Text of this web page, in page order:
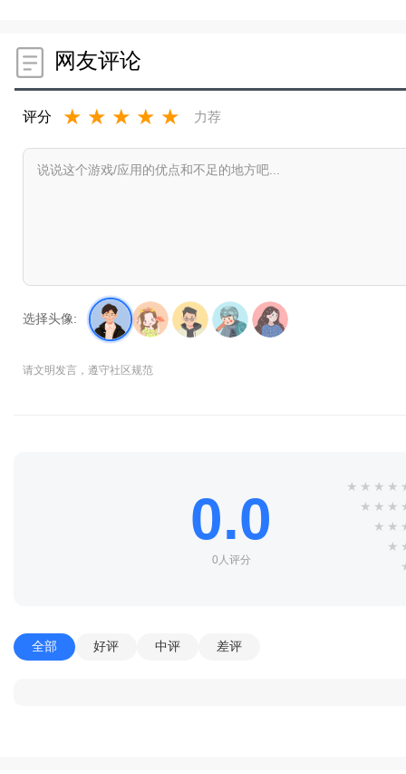
网友评论
评分 ★ ★ ★ ★ ★ 力荐
选择头像:
请文明发言，遵守社区规范
0.0
0人评分
★ ★ ★ ★
★ ★ ★
★ ★
★
全部 好评 中评 差评